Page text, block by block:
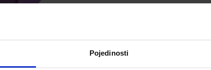
Pojedinosti